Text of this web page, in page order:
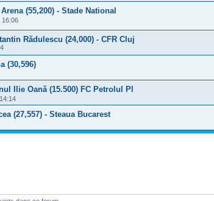
(55,200) - Stade National
16:06
Rădulescu (24,000) - CFR Cluj
(30,596)
Ilie Oană (15.500) FC Petrolul Pl
(27,557) - Steaua Bucarest